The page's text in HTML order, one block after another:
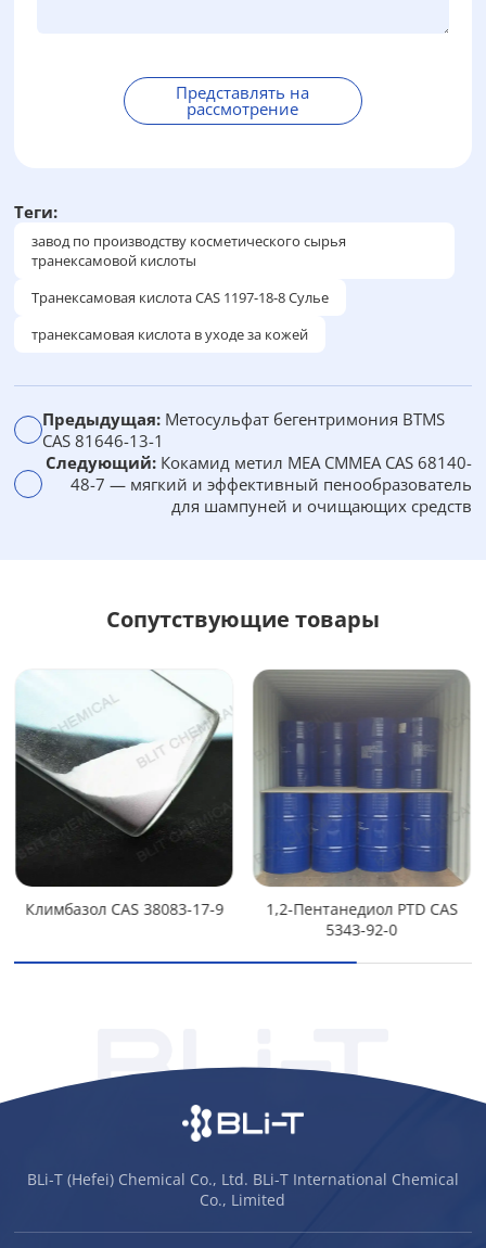
Представлять на
рассмотрение
т
е
р
н
т
а
:
Теги:
завод по производству косметического сырья
транексамовой кислоты
Транексамовая кислота CAS 1197-18-8 Сулье
транексамовая кислота в уходе за кожей
Предыдущая: Метосульфат бегентримония BTMS
CAS 81646-13-1
Следующий: Кокамид метил MEA CMMEA CAS 68140-
48-7 — мягкий и эффективный пенообразователь
для шампуней и очищающих средств
Сопутствующие товары
Климбазол CAS 38083-17-9
1,2-Пентанедиол PTD CAS
5343-92-0
BLi-T (Hefei) Chemical Co., Ltd. BLi-T International Chemical
Co., Limited